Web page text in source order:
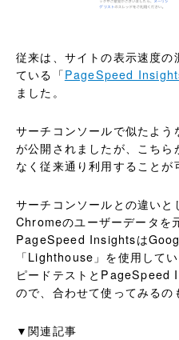
従来は、サイトの表示速度
ている「PageSpeed
ました。
サーチコンソールで似たよう
が公開されましたが、こち
なく従来通り利用することが
サーチコンソールとの違い
Chromeのユーザーデータを
PageSpeed Insightsは
「Lighthouse」を使用して
ピードテストとPageSpeed
ので、合わせて使ってみるの
▼関連記事